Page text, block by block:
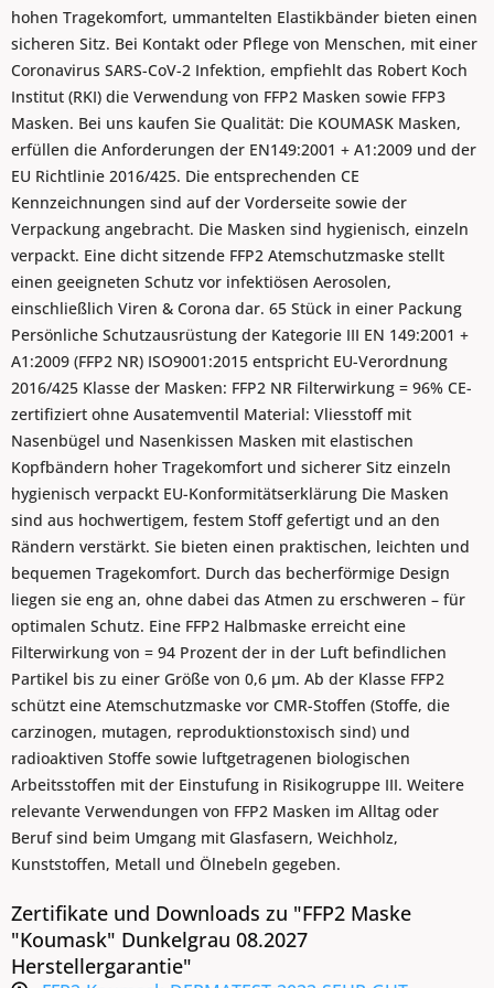
hohen Tragekomfort, ummantelten Elastikbänder bieten einen
sicheren Sitz. Bei Kontakt oder Pflege von Menschen, mit einer
Coronavirus SARS-CoV-2 Infektion, empfiehlt das Robert Koch
Institut (RKI) die Verwendung von FFP2 Masken sowie FFP3
Masken. Bei uns kaufen Sie Qualität: Die KOUMASK Masken,
erfüllen die Anforderungen der EN149:2001 + A1:2009 und der
EU Richtlinie 2016/425. Die entsprechenden CE
Kennzeichnungen sind auf der Vorderseite sowie der
Verpackung angebracht. Die Masken sind hygienisch, einzeln
verpackt. Eine dicht sitzende FFP2 Atemschutzmaske stellt
einen geeigneten Schutz vor infektiösen Aerosolen,
einschließlich Viren & Corona dar. 65 Stück in einer Packung
Persönliche Schutzausrüstung der Kategorie III EN 149:2001 +
A1:2009 (FFP2 NR) ISO9001:2015 entspricht EU-Verordnung
2016/425 Klasse der Masken: FFP2 NR Filterwirkung = 96% CE-
zertifiziert ohne Ausatemventil Material: Vliesstoff mit
Nasenbügel und Nasenkissen Masken mit elastischen
Kopfbändern hoher Tragekomfort und sicherer Sitz einzeln
hygienisch verpackt EU-Konformitätserklärung Die Masken
sind aus hochwertigem, festem Stoff gefertigt und an den
Rändern verstärkt. Sie bieten einen praktischen, leichten und
bequemen Tragekomfort. Durch das becherförmige Design
liegen sie eng an, ohne dabei das Atmen zu erschweren – für
optimalen Schutz. Eine FFP2 Halbmaske erreicht eine
Filterwirkung von = 94 Prozent der in der Luft befindlichen
Partikel bis zu einer Größe von 0,6 µm. Ab der Klasse FFP2
schützt eine Atemschutzmaske vor CMR-Stoffen (Stoffe, die
carzinogen, mutagen, reproduktionstoxisch sind) und
radioaktiven Stoffe sowie luftgetragenen biologischen
Arbeitsstoffen mit der Einstufung in Risikogruppe III. Weitere
relevante Verwendungen von FFP2 Masken im Alltag oder
Beruf sind beim Umgang mit Glasfasern, Weichholz,
Kunststoffen, Metall und Ölnebeln gegeben.
Zertifikate und Downloads zu "FFP2 Maske
"Koumask" Dunkelgrau 08.2027
Herstellergarantie"